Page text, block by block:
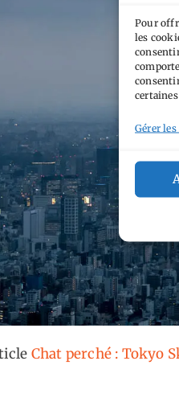
Pour
les
Gérer
Chat perché : Tokyo